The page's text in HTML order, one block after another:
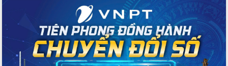
Quyết liệt cải cách hành chính, khơi
thông nguồn lực phát triển
Nâng cao hiệu lực, hiệu quả HĐND
tỉnh thông qua hiện đại hóa hành chính
Xã Ea Phê gắn cải cách hành chính với
chuyển đổi số